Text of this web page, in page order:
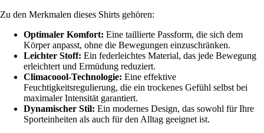
Zu den Merkmalen dieses Shirts gehören:
Optimaler Komfort: Eine taillierte Passform, die sich dem
Körper anpasst, ohne die Bewegungen einzuschränken.
Leichter Stoff: Ein federleichtes Material, das jede Bewegung
erleichtert und Ermüdung reduziert.
Climacoool-Technologie: Eine effektive
Feuchtigkeitsregulierung, die ein trockenes Gefühl selbst bei
maximaler Intensität garantiert.
Dynamischer Stil: Ein modernes Design, das sowohl für Ihre
Sporteinheiten als auch für den Alltag geeignet ist.